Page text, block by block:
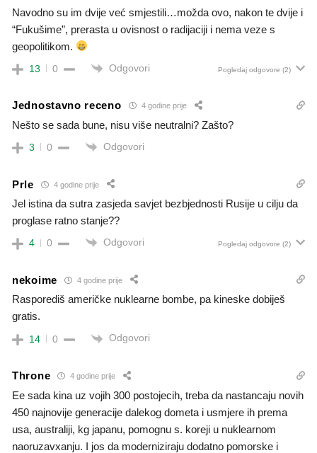
Navodno su im dvije već smjestili…možda ovo, nakon te dvije i
“Fukušime”, prerasta u ovisnost o radijaciji i nema veze s
geopolitikom.
13 0 Odgovori Pogledaj odgovore (2)
Jednostavno receno 4 godine prije
Nešto se sada bune, nisu više neutralni? Zašto?
3 0 Odgovori
Prle 4 godine prije
Jel istina da sutra zasjeda savjet bezbjednosti Rusije u cilju da
proglase ratno stanje??
4 0 Odgovori Pogledaj odgovore (2)
nekoime 4 godine prije
Rasporediš američke nuklearne bombe, pa kineske dobiješ
gratis.
14 0 Odgovori
Throne 4 godine prije
Ee sada kina uz vojih 300 postojecih, treba da nastancaju novih
450 najnovije generacije dalekog dometa i usmjere ih prema
usa, australiji, kg japanu, pomognu s. koreji u nuklearnom
naoruzavxanju. I jos da moderniziraju dodatno pomorske i